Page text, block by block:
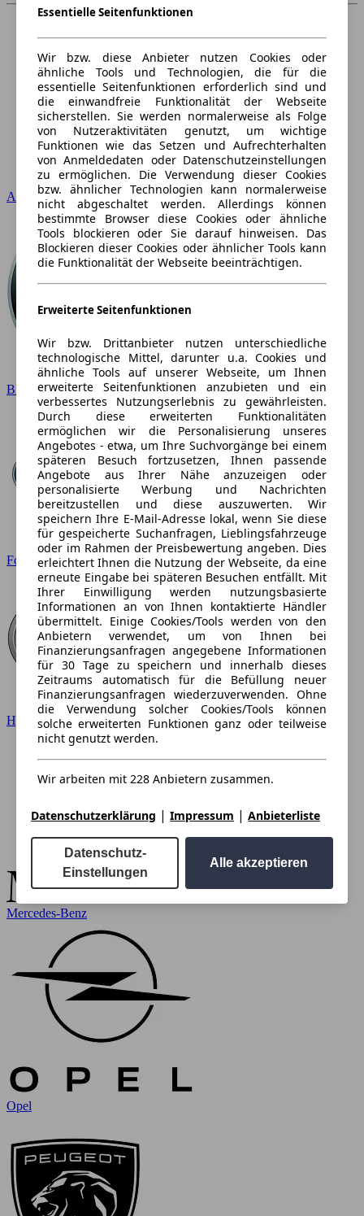
Audi
BMW
Ford
Hyundai
Mercedes-Benz
Opel
Essentielle Seitenfunktionen
Wir bzw. diese Anbieter nutzen Cookies oder
ähnliche Tools und Technologien, die für die
essentielle Seitenfunktionen erforderlich sind und
die einwandfreie Funktionalität der Webseite
sicherstellen. Sie werden normalerweise als Folge
von Nutzeraktivitäten genutzt, um wichtige
Funktionen wie das Setzen und Aufrechterhalten
von Anmeldedaten oder Datenschutzeinstellungen
zu ermöglichen. Die Verwendung dieser Cookies
bzw. ähnlicher Technologien kann normalerweise
nicht abgeschaltet werden. Allerdings können
bestimmte Browser diese Cookies oder ähnliche
Tools blockieren oder Sie darauf hinweisen. Das
Blockieren dieser Cookies oder ähnlicher Tools kann
die Funktionalität der Webseite beeinträchtigen.
Erweiterte Seitenfunktionen
Wir bzw. Drittanbieter nutzen unterschiedliche
technologische Mittel, darunter u.a. Cookies und
ähnliche Tools auf unserer Webseite, um Ihnen
erweiterte Seitenfunktionen anzubieten und ein
verbessertes Nutzungserlebnis zu gewährleisten.
Durch diese erweiterten Funktionalitäten
ermöglichen wir die Personalisierung unseres
Angebotes - etwa, um Ihre Suchvorgänge bei einem
späteren Besuch fortzusetzen, Ihnen passende
Angebote aus Ihrer Nähe anzuzeigen oder
personalisierte Werbung und Nachrichten
bereitzustellen und diese auszuwerten. Wir
speichern Ihre E-Mail-Adresse lokal, wenn Sie diese
für gespeicherte Suchanfragen, Lieblingsfahrzeuge
oder im Rahmen der Preisbewertung angeben. Dies
erleichtert Ihnen die Nutzung der Webseite, da eine
erneute Eingabe bei späteren Besuchen entfällt. Mit
Ihrer Einwilligung werden nutzungsbasierte
Informationen an von Ihnen kontaktierte Händler
übermittelt. Einige Cookies/Tools werden von den
Anbietern verwendet, um von Ihnen bei
Finanzierungsanfragen angegebene Informationen
für 30 Tage zu speichern und innerhalb dieses
Zeitraums automatisch für die Befüllung neuer
Finanzierungsanfragen wiederzuverwenden. Ohne
die Verwendung solcher Cookies/Tools können
solche erweiterten Funktionen ganz oder teilweise
nicht genutzt werden.
Wir arbeiten mit 228 Anbietern zusammen.
Datenschutzerklärung | Impressum | Anbieterliste
Datenschutz-
Einstellungen
Alle akzeptieren